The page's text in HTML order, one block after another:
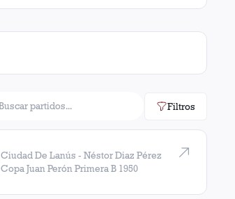
Filtros
Ciudad De Lanús - Néstor Diaz Pérez
Copa Juan Perón Primera B 1950